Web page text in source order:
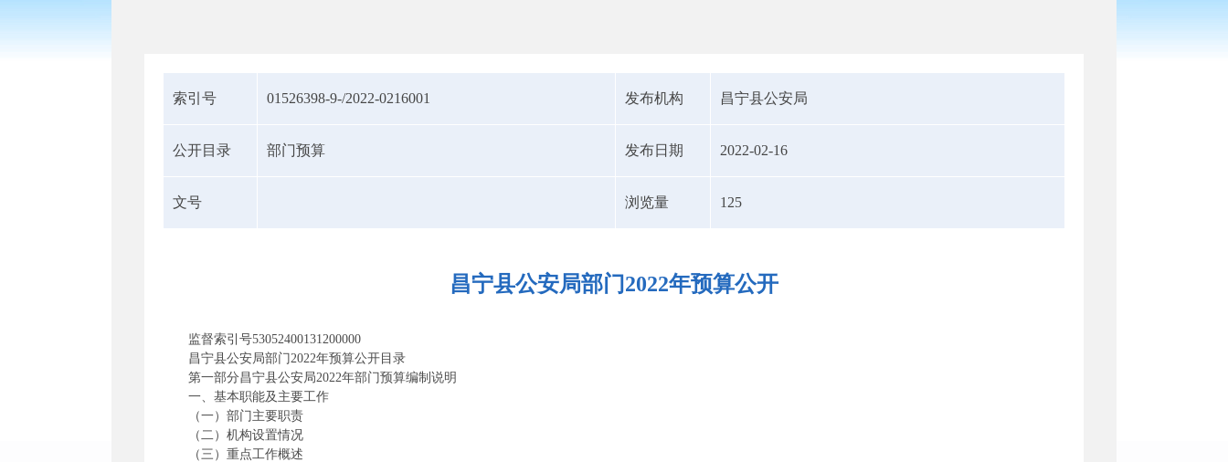
索引号 01526398-9-/2022-0216001 发布机构 昌宁县公安局
公开目录 部门预算 发布日期 2022-02-16
文号 浏览量 125
昌宁县公安局部门2022年预算公开
监督索引号53052400131200000
昌宁县公安局部门2022年预算公开目录
第一部分昌宁县公安局2022年部门预算编制说明
一、基本职能及主要工作
（一）部门主要职责
（二）机构设置情况
（三）重点工作概述